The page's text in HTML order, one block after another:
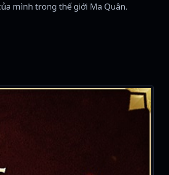
mình trong thế giới Ma Quân.